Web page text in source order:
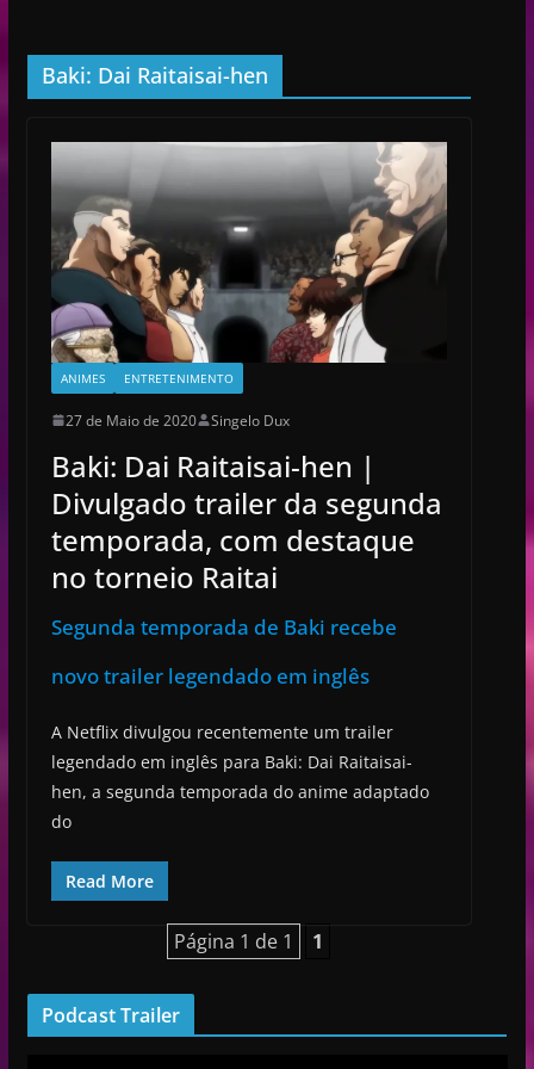
Baki: Dai Raitaisai-hen
ANIMES ENTRETENIMENTO
27 de Maio de 2020 Singelo Dux
Baki: Dai Raitaisai-hen |
Divulgado trailer da segunda
temporada, com destaque
no torneio Raitai
Segunda temporada de Baki recebe
novo trailer legendado em inglês
A Netflix divulgou recentemente um trailer
legendado em inglês para Baki: Dai Raitaisai-
hen, a segunda temporada do anime adaptado
do
Read More
Página 1 de 1 1
Podcast Trailer